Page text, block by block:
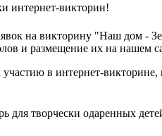
интернет-викторин!
на викторину "Наш дом -
и размещение их на нашем
в интернет-
для творчески одаренных